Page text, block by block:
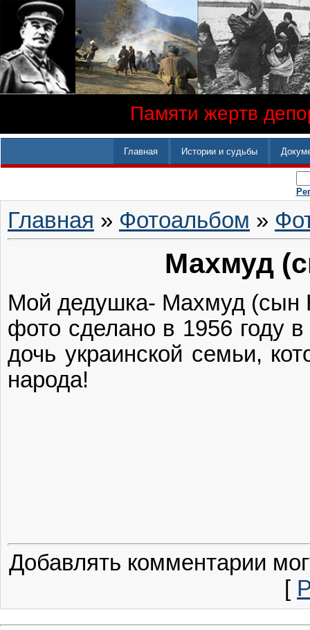
Памяти жертв
Главная Истории и судьбы
Главная » Фотоальбом »
Махмуд
Мой дедушка- Махмуд (сын
фото сделано в 1956 году
дочь украинской семьи,
народа!
Добавлять комментарии
[